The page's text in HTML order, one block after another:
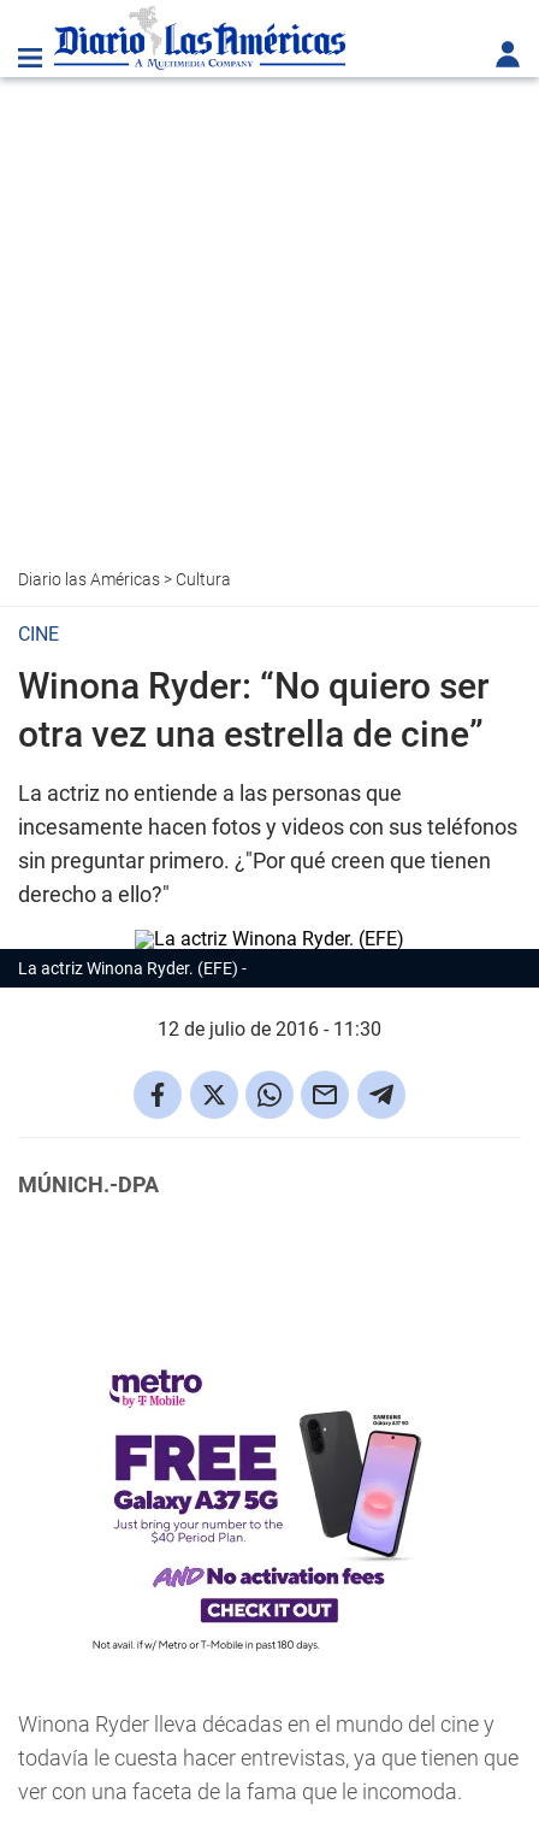
Diario las Américas> Cultura
CINE
Winona Ryder: “No quiero ser
otra vez una estrella de cine”
La actriz no entiende a las personas que
incesamente hacen fotos y videos con sus teléfonos
sin preguntar primero. ¿"Por qué creen que tienen
derecho a ello?"
La actriz Winona Ryder. (EFE)
12 de julio de 2016 - 11:30
MÚNICH.-DPA
Winona Ryder lleva décadas en el mundo del cine y
todavía le cuesta hacer entrevistas, ya que tienen que
ver con una faceta de la fama que le incomoda.